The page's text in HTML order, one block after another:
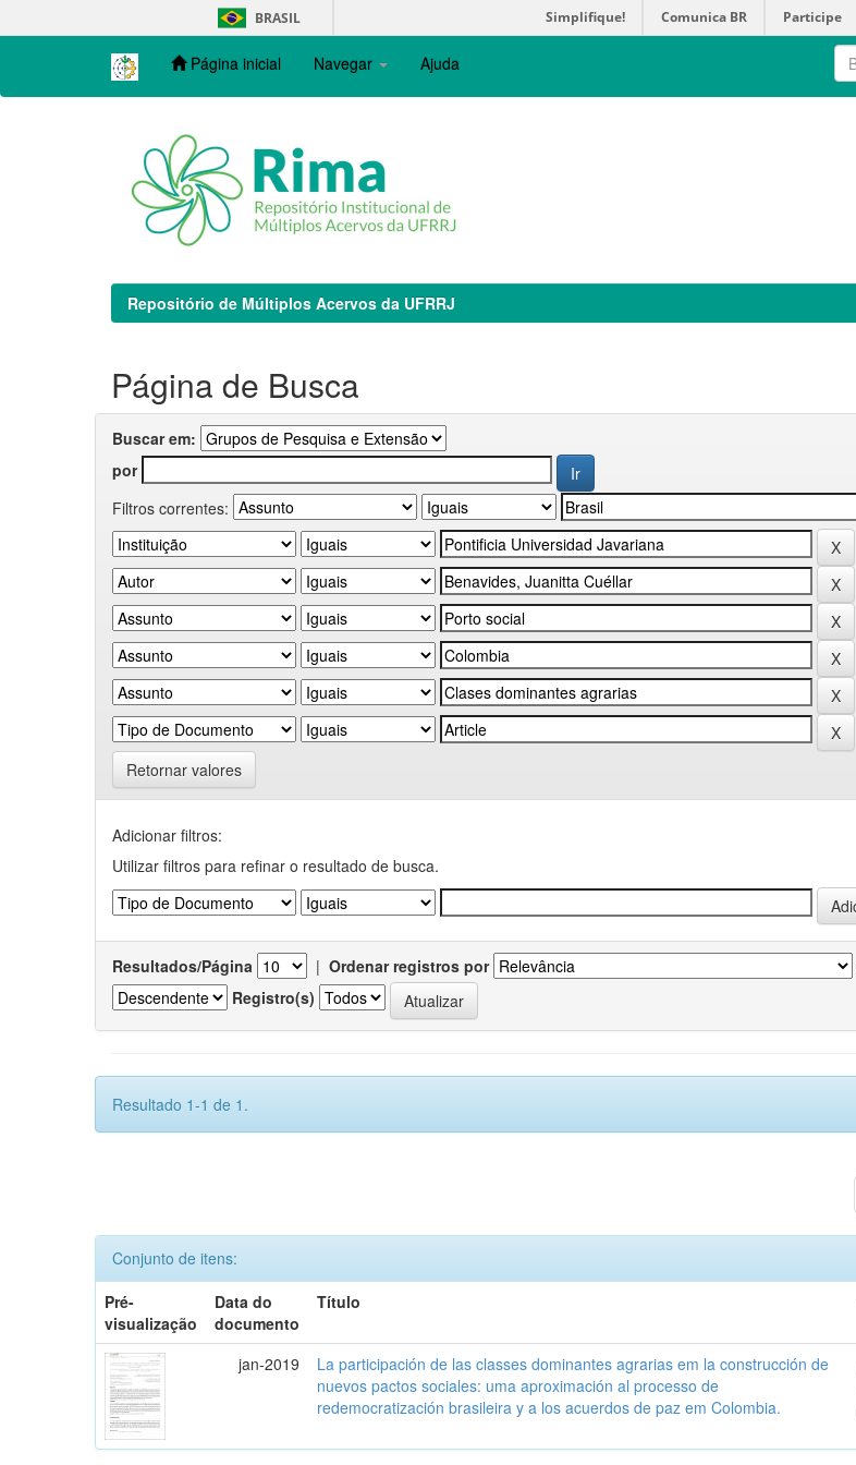
navigation
BRASIL Simplifique! Comunica BR Participe
Página inicial Navegar Ajuda
Repositório de Múltiplos Acervos da UFRRJ
Página de Busca
Buscar em:
por
Filtros correntes:
Retornar valores
Adicionar filtros:
Utilizar filtros para refinar o resultado de busca.
Resultados/Página | Ordenar registros por
Registro(s)
Resultado 1-1 de 1.
Conjunto de itens:
Pré-
visualização
Data do
documento
Título
jan-2019
La participación de las classes dominantes agrarias em la construcción de
nuevos pactos sociales: uma aproximación al processo de
redemocratización brasileira y a los acuerdos de paz em Colombia.